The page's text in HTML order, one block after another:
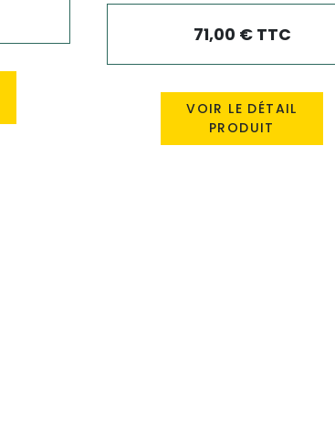
71,00 € TTC
VOIR LE DÉTAIL
PRODUIT